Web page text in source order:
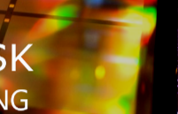
サイトマップ